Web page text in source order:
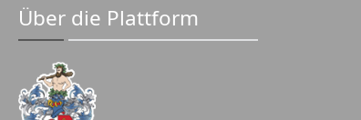
Über die Plattform